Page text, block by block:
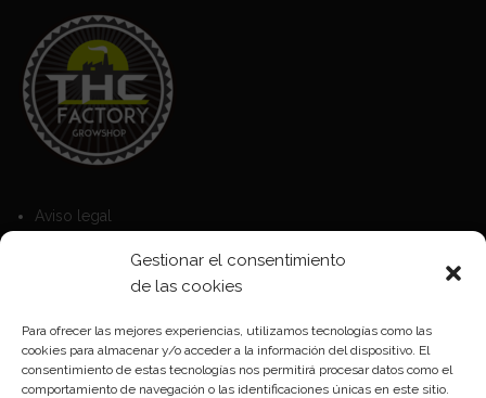
Gestionar el consentimiento
de las cookies
Para ofrecer las mejores experiencias, utilizamos tecnologías como las
cookies para almacenar y/o acceder a la información del dispositivo. El
consentimiento de estas tecnologías nos permitirá procesar datos como el
comportamiento de navegación o las identificaciones únicas en este sitio.
Aviso legal
Política de Cookies
Política de privacidad
Formas de pago